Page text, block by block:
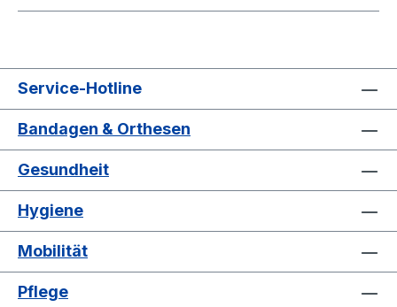
Service-Hotline
Bandagen & Orthesen
Gesundheit
Hygiene
Mobilität
Pflege